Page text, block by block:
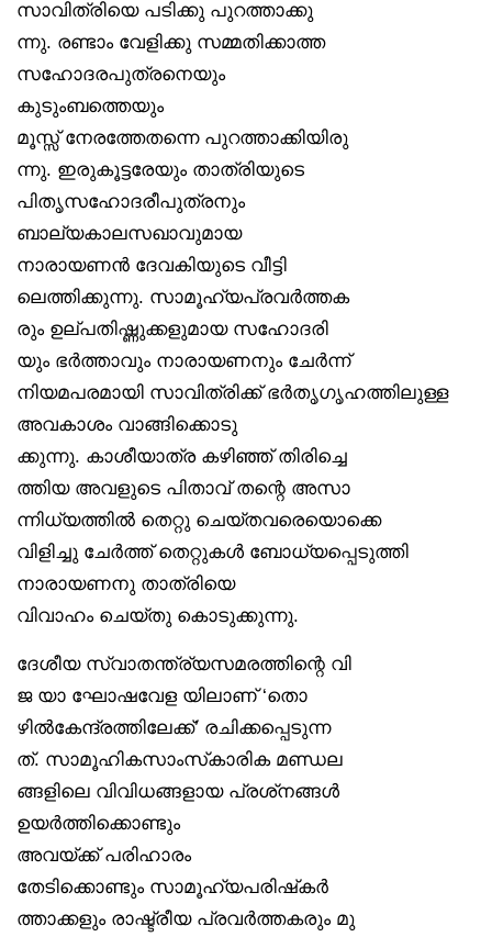
സാവിത്രിയെ പടിക്കു പുറത്താക്കു
ന്നു. രണ്ടാം വേളിക്കു സമ്മതിക്കാത്ത
സഹോദരപുത്രനെയും
കുടുംബത്തെയും
മൂസ്സ് നേരത്തേതന്നെ പുറത്താക്കിയിരു
ന്നു. ഇരുകൂട്ടരേയും താത്രിയുടെ
പിതൃസഹോദരീപുത്രനും
ബാല്യകാലസഖാവുമായ
നാരായണൻ ദേവകിയുടെ വീട്ടി
ലെത്തിക്കുന്നു. സാമൂഹ്യപ്രവർത്തക
രും ഉല്പതിഷ്ണുക്കളുമായ സഹോദരി
യും ഭർത്താവും നാരായണനും ചേർന്ന്
നിയമപരമായി സാവിത്രിക്ക് ഭർതൃഗൃഹത്തിലുള്ള
അവകാശം വാങ്ങിക്കൊടു
ക്കുന്നു. കാശീയാത്ര കഴിഞ്ഞ് തിരിച്ചെ
ത്തിയ അവളുടെ പിതാവ് തന്റെ അസാ
ന്നിധ്യത്തിൽ തെറ്റു ചെയ്തവരെയൊക്കെ
വിളിച്ചു ചേർത്ത് തെറ്റുകൾ ബോധ്യപ്പെടുത്തി
നാരായണനു താത്രിയെ
വിവാഹം ചെയ്തു കൊടുക്കുന്നു.
ദേശീയ സ്വാതന്ത്ര്യസമരത്തിന്റെ വി
ജ യാ ഘോഷവേള യിലാണ് ‘തൊ
ഴിൽകേന്ദ്രത്തിലേക്ക്’ രചിക്കപ്പെടുന്ന
ത്. സാമൂഹികസാംസ്‌കാരിക മണ്ഡല
ങ്ങളിലെ വിവിധങ്ങളായ പ്രശ്‌നങ്ങൾ
ഉയർത്തിക്കൊണ്ടും
അവയ്ക്ക് പരിഹാരം
തേടിക്കൊണ്ടും സാമൂഹ്യപരിഷ്‌കർ
ത്താക്കളും രാഷ്ട്രീയ പ്രവർത്തകരും മു